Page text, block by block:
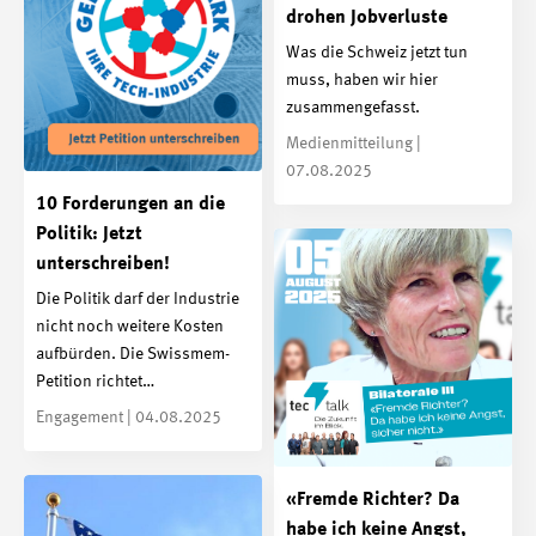
drohen Jobverluste
Was die Schweiz jetzt tun
muss, haben wir hier
zusammengefasst.
Medienmitteilung |
07.08.2025
10 Forderungen an die
Politik: Jetzt
unterschreiben!
Die Politik darf der Industrie
nicht noch weitere Kosten
aufbürden. Die Swissmem-
Petition richtet…
Engagement | 04.08.2025
«Fremde Richter? Da
habe ich keine Angst,